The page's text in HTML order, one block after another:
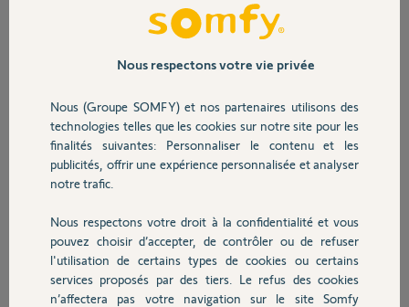
Sécurité
Domotique
Chauffage
Autres produits
Je possède deux Security camera achetées à la FNAC en décembre
2016. Les deux ne fonctionnent plus depuis quelques temps. Je ne
saurais dire exactement depuis quand, n'ayant pas eu besoin de les
de là, elles ne s'allument même plus. Elles fonctionnaient
parfaitement avant.
Que dois-je faire ?
Cordialement.
il y a plus de 8 ans
Nous respectons votre vie privée
Nous (Groupe SOMFY) et nos partenaires utilisons des
technologies telles que les cookies sur notre site pour les
finalités suivantes: Personnaliser le contenu et les
publicités, offrir une expérience personnalisée et analyser
notre trafic.
Nous respectons votre droit à la confidentialité et vous
pouvez choisir d’accepter, de contrôler ou de refuser
l'utilisation de certains types de cookies ou certains
services proposés par des tiers. Le refus des cookies
n’affectera pas votre navigation sur le site Somfy